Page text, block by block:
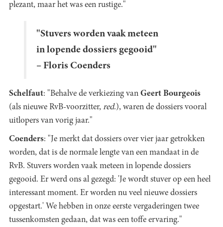
plezant, maar het was een rustige."
"Stuvers worden vaak meteen
in lopende dossiers gegooid"
– Floris Coenders
Schelfaut: "Behalve de verkiezing van Geert Bourgeois
(als nieuwe RvB-voorzitter, red.), waren de dossiers vooral
uitlopers van vorig jaar."
Coenders: "Je merkt dat dossiers over vier jaar getrokken
worden, dat is de normale lengte van een mandaat in de
RvB. Stuvers worden vaak meteen in lopende dossiers
gegooid. Er werd ons al gezegd: 'Je wordt stuver op een heel
interessant moment. Er worden nu veel nieuwe dossiers
opgestart.' We hebben in onze eerste vergaderingen twee
tussenkomsten gedaan, dat was een toffe ervaring."